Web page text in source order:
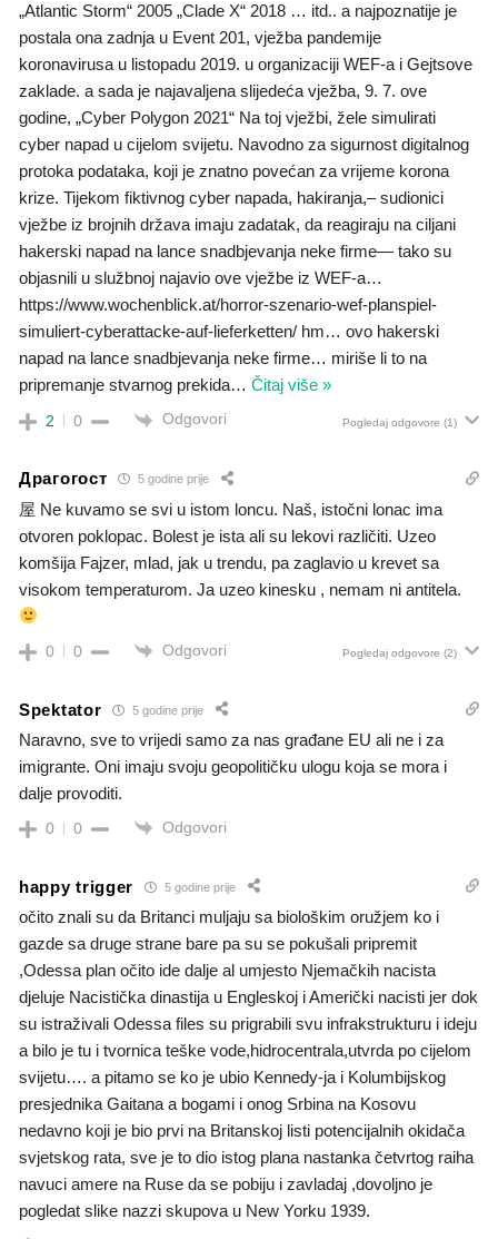
„Atlantic Storm“ 2005 „Clade X“ 2018 … itd.. a najpoznatije je
postala ona zadnja u Event 201, vježba pandemije
koronavirusa u listopadu 2019. u organizaciji WEF-a i Gejtsove
zaklade. a sada je najavaljena slijedeća vježba, 9. 7. ove
godine, „Cyber Polygon 2021“ Na toj vježbi, žele simulirati
cyber napad u cijelom svijetu. Navodno za sigurnost digitalnog
protoka podataka, koji je znatno povećan za vrijeme korona
krize. Tijekom fiktivnog cyber napada, hakiranja,– sudionici
vježbe iz brojnih država imaju zadatak, da reagiraju na ciljani
hakerski napad na lance snadbjevanja neke firme— tako su
objasnili u službnoj najavio ove vježbe iz WEF-a…
https://www.wochenblick.at/horror-szenario-wef-planspiel-
simuliert-cyberattacke-auf-lieferketten/ hm… ovo hakerski
napad na lance snadbjevanja neke firme… miriše li to na
pripremanje stvarnog prekida… Čitaj više »
2 0 Odgovori Pogledaj odgovore (1)
Драгогост 5 godine prije
屋 Ne kuvamo se svi u istom loncu. Naš, istočni lonac ima
otvoren poklopac. Bolest je ista ali su lekovi različiti. Uzeo
komšija Fajzer, mlad, jak u trendu, pa zaglavio u krevet sa
visokom temperaturom. Ja uzeo kinesku , nemam ni antitela.
0 0 Odgovori Pogledaj odgovore (2)
Spektator 5 godine prije
Naravno, sve to vrijedi samo za nas građane EU ali ne i za
imigrante. Oni imaju svoju geopolitičku ulogu koja se mora i
dalje provoditi.
0 0 Odgovori
happy trigger 5 godine prije
očito znali su da Britanci muljaju sa biološkim oružjem ko i
gazde sa druge strane bare pa su se pokušali pripremit
,Odessa plan očito ide dalje al umjesto Njemačkih nacista
djeluje Nacistička dinastija u Engleskoj i Američki nacisti jer dok
su istraživali Odessa files su prigrabili svu infrakstrukturu i ideju
a bilo je tu i tvornica teške vode,hidrocentrala,utvrda po cijelom
svijetu…. a pitamo se ko je ubio Kennedy-ja i Kolumbijskog
presjednika Gaitana a bogami i onog Srbina na Kosovu
nedavno koji je bio prvi na Britanskoj listi potencijalnih okidača
svjetskog rata, sve je to dio istog plana nastanka četvrtog raiha
navuci amere na Ruse da se pobiju i zavladaj ,dovoljno je
pogledat slike nazzi skupova u New Yorku 1939.